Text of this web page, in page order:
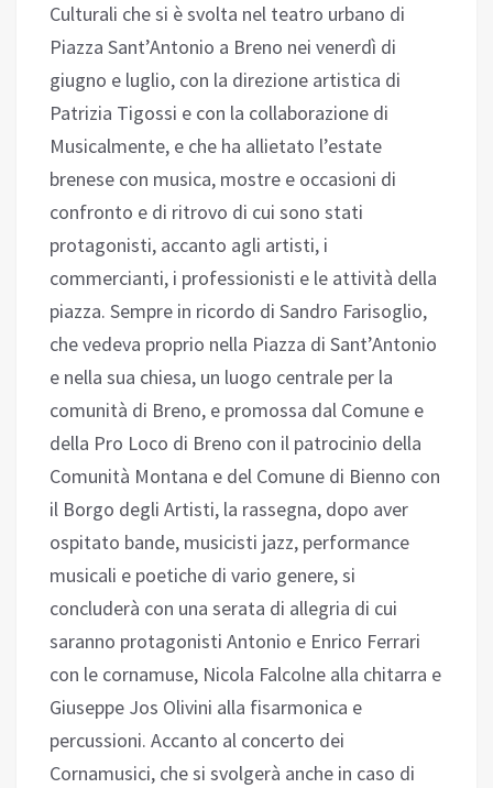
Culturali che si è svolta nel teatro urbano di
Piazza Sant’Antonio a Breno nei venerdì di
giugno e luglio, con la direzione artistica di
Patrizia Tigossi e con la collaborazione di
Musicalmente, e che ha allietato l’estate
brenese con musica, mostre e occasioni di
confronto e di ritrovo di cui sono stati
protagonisti, accanto agli artisti, i
commercianti, i professionisti e le attività della
piazza. Sempre in ricordo di Sandro Farisoglio,
che vedeva proprio nella Piazza di Sant’Antonio
e nella sua chiesa, un luogo centrale per la
comunità di Breno, e promossa dal Comune e
della Pro Loco di Breno con il patrocinio della
Comunità Montana e del Comune di Bienno con
il Borgo degli Artisti, la rassegna, dopo aver
ospitato bande, musicisti jazz, performance
musicali e poetiche di vario genere, si
concluderà con una serata di allegria di cui
saranno protagonisti Antonio e Enrico Ferrari
con le cornamuse, Nicola Falcolne alla chitarra e
Giuseppe Jos Olivini alla fisarmonica e
percussioni. Accanto al concerto dei
Cornamusici, che si svolgerà anche in caso di